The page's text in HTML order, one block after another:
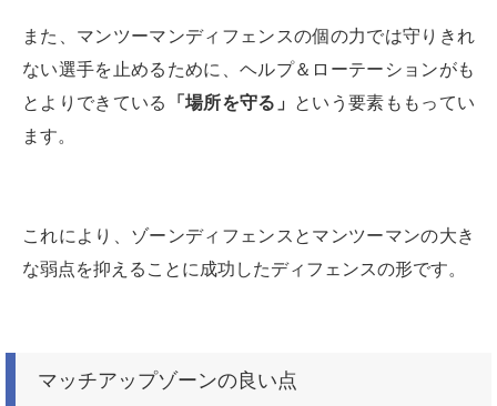
また、マンツーマンディフェンスの個の力では守りきれ
ない選手を止めるために、ヘルプ＆ローテーションがも
とよりできている
「場所を守る」
という要素ももってい
ます。
これにより、ゾーンディフェンスとマンツーマンの大き
な弱点を抑えることに成功したディフェンスの形です。
マッチアップゾーンの良い点